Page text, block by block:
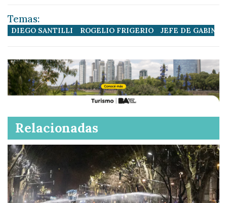
Temas:
DIEGO SANTILLI ROGELIO FRIGERIO JEFE DE
Relacionadas